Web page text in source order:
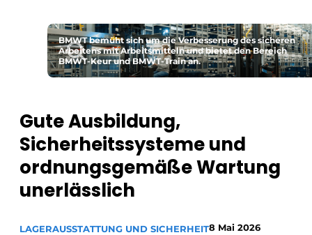
BMWT bemüht sich um die Verbesserung des sicheren
Arbeitens mit Arbeitsmitteln und bietet den Bereich
BMWT-Keur und BMWT-Train an.
Gute Ausbildung,
Sicherheitssysteme und
ordnungsgemäße Wartung
unerlässlich
LAGERAUSSTATTUNG UND SICHERHEIT8 Mai 2026